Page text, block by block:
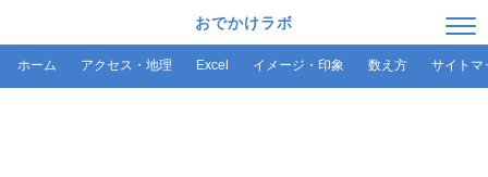
おでかけラボ
ホーム アクセス・地理 Excel イメージ・印象 数え方 サイトマ